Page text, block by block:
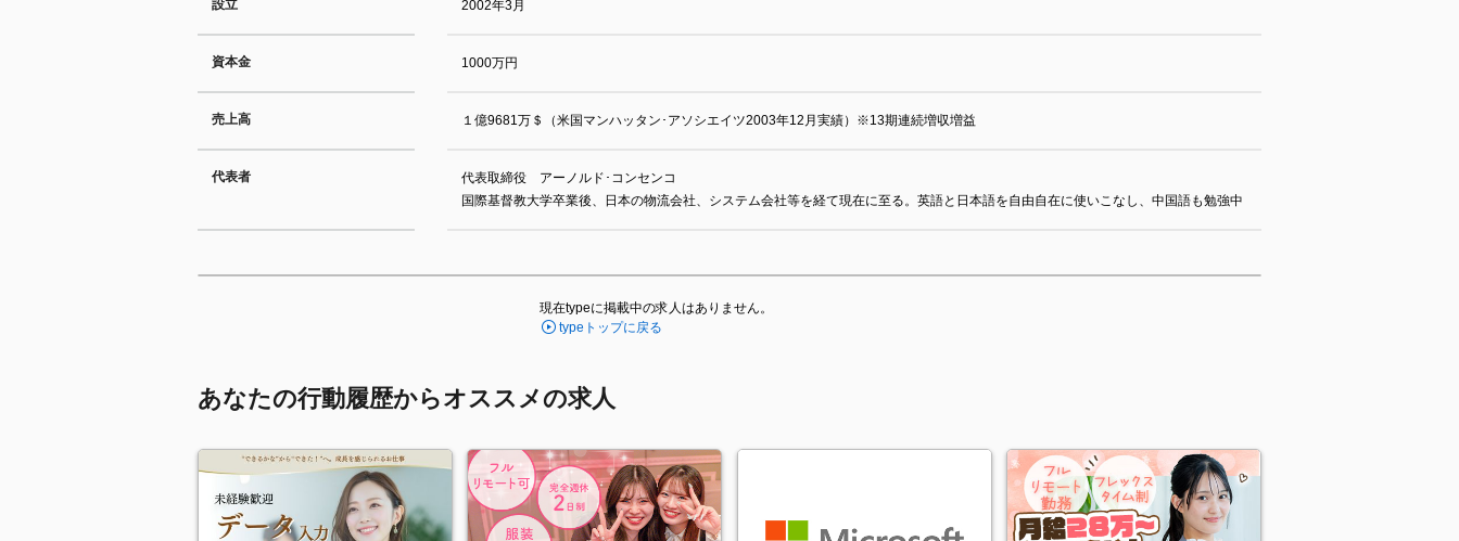
設立 2002年3月
資本金 1000万円
売上高 １億9681万＄（米国マンハッタン･アソシエイツ2003年12月実績）※13期連続増収増益
代表者
代表取締役 アーノルド･コンセンコ
国際基督教大学卒業後、日本の物流会社、システム会社等を経て現在に至る。英語と日本語を自由自在に使いこなし、中国語も勉強中
現在typeに掲載中の求人はありません。
typeトップに戻る
あなたの行動履歴からオススメの求人